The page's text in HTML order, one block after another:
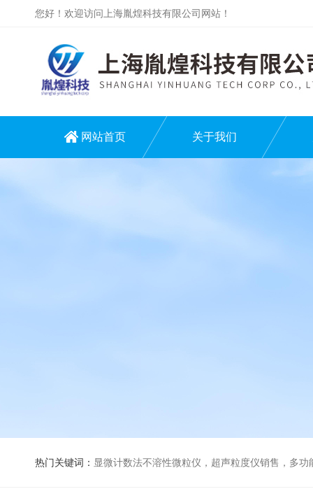
您好！欢迎访问上海胤煌科技有限公司网站！
网站首页 关于我们
热门关键词： 显微计数法不溶性微粒仪，超声粒度仪销售，多功能超声粒度分析仪，粒度及